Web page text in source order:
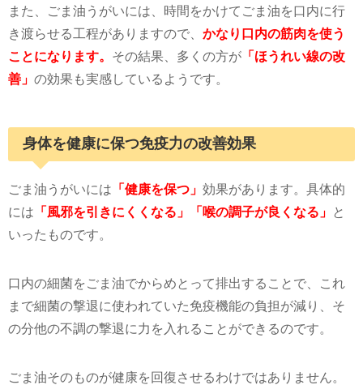
また、ごま油うがいには、時間をかけてごま油を口内に行
き渡らせる工程がありますので、 かなり口内の筋肉を使う
ことになります。 その結果、多くの方が 「ほうれい線の改
善」 の効果も実感しているようです。
身体を健康に保つ免疫力の改善効果
ごま油うがいには 「健康を保つ」 効果があります。具体的
には 「風邪を引きにくくなる」「喉の調子が良くなる」
と
いったものです。
口内の細菌をごま油でからめとって排出することで、これ
まで細菌の撃退に使われていた免疫機能の負担が減り、そ
の分他の不調の撃退に力を入れることができるのです。
ごま油そのものが健康を回復させるわけではありません。